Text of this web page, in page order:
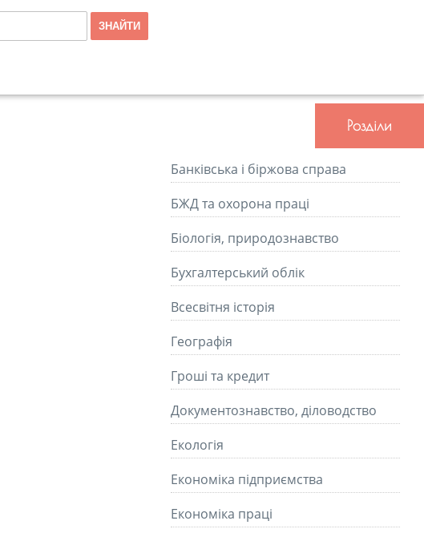
Розділи
Банківська і біржова справа
БЖД та охорона праці
Біологія, природознавство
Бухгалтерський облік
Всесвітня історія
Географія
Гроші та кредит
Документознавство, діловодство
Екологія
Економіка підприємства
Економіка праці